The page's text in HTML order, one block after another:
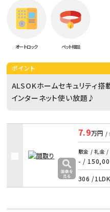
オートロック ペット相談
ポイント
ALSOKホームセキュリティ
インターネット使い放題♪
7.9万円 /
敷金 / 礼金 /
- /
306 /1LDK